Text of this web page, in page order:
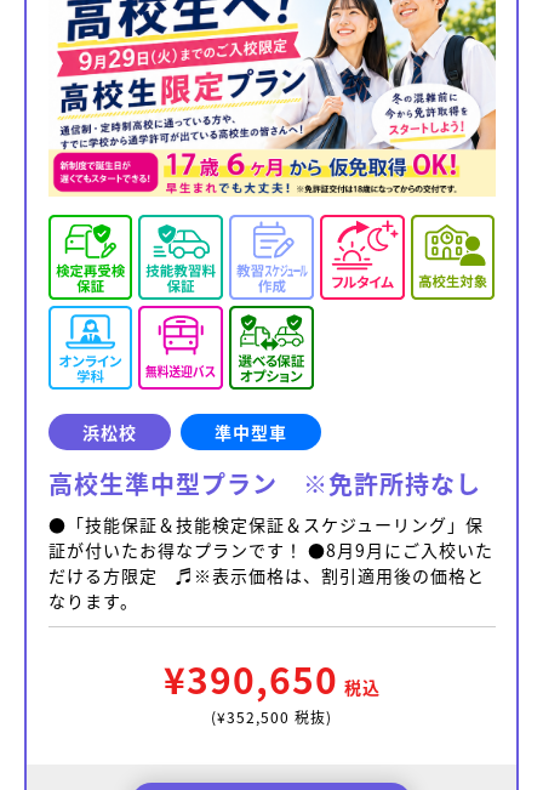
浜松校 準中型車
高校生準中型プラン ※免許所持なし
●「技能保証＆技能検定保証＆スケジューリング」保
証が付いたお得なプランです！ ●8月9月にご入校いた
だける方限定 ♬※表示価格は、割引適用後の価格と
なります。
¥390,650 税込
(¥352,500 税抜)